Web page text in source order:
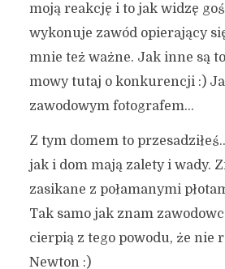
moją reakcję i to jak widzę
wykonuje zawód opierający
mnie też ważne. Jak inne są
mowy tutaj o konkurencji :)
zawodowym fotografem…
Z tym domem to
jak i dom mają zalety i wady.
zasikane z połamanymi
Tak samo jak znam
cierpią z tego powodu, że nie
Newton :)